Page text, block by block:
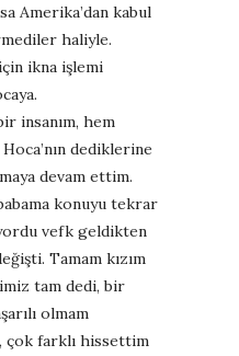
Amerika’dan kabul
haliyle.
ikna işlemi
insanım, hem
dediklerine
devam ettim.
konuyu tekrar
vefk geldikten
Tamam kızım
tam dedi, bir
olmam
çok farklı hissettim